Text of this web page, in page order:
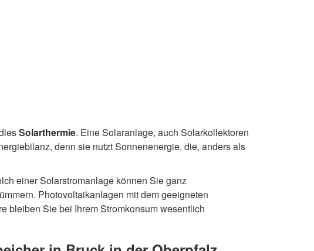
Solarthermie. Eine Solaranlage, auch Solarkollektoren
denn sie nutzt Sonnenenergie, die, anders als
einer Solarstromanlage können Sie ganz
Photovoltaikanlagen mit dem geeigneten
bleiben Sie bei Ihrem Stromkonsum wesentlich